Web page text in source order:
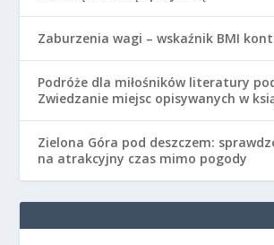
Zaburzenia wagi – wskaźnik BMI
Podróże dla miłośników literatury
Zwiedzanie miejsc opisywanych w
Zielona Góra pod deszczem:
na atrakcyjny czas mimo pogody